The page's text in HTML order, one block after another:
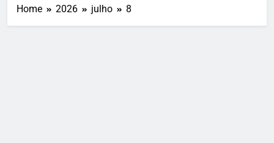
Home 2026 julho 8